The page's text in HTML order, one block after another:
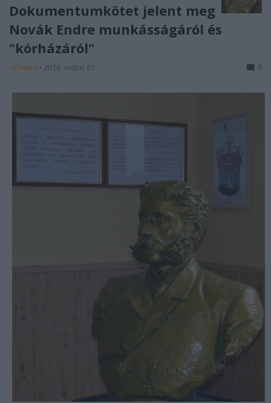
Dokumentumkötet jelent meg
Novák Endre munkásságáról és
"kórházáról"
HChoba • 2016. május 01. 0